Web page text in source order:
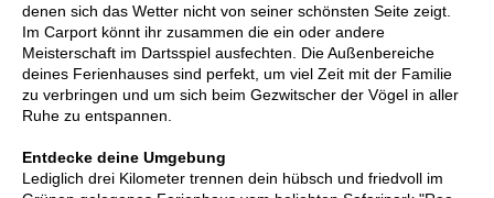
denen sich das Wetter nicht von seiner schönsten Seite zeigt.
Im Carport könnt ihr zusammen die ein oder andere
Meisterschaft im Dartsspiel ausfechten. Die Außenbereiche
deines Ferienhauses sind perfekt, um viel Zeit mit der Familie
zu verbringen und um sich beim Gezwitscher der Vögel in aller
Ruhe zu entspannen.
Entdecke deine Umgebung
Lediglich drei Kilometer trennen dein hübsch und friedvoll im